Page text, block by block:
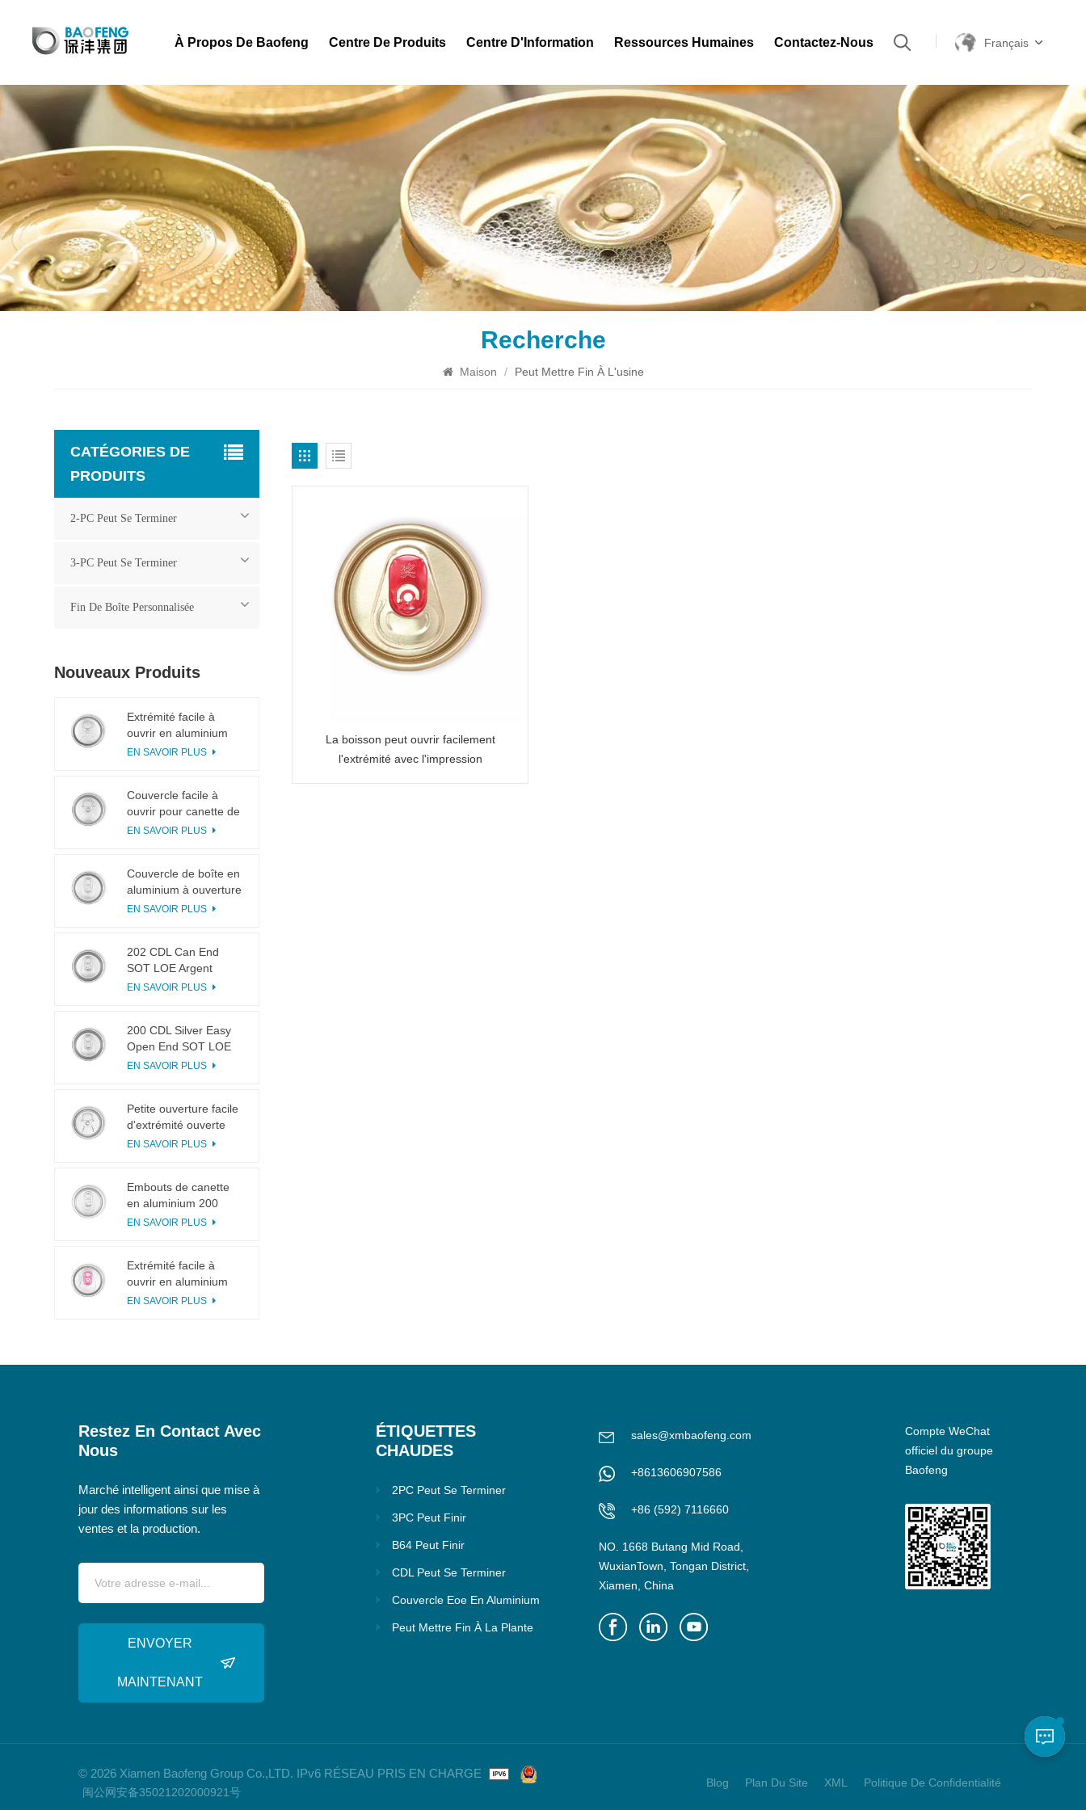
À Propos De Baofeng Centre De Produits Centre D'Information Ressources Humaines Contactez-Nous Français
Recherche
Maison / Peut Mettre Fin À L'usine
La boisson peut ouvrir facilement
l'extrémité avec l'impression
CATÉGORIES DE
PRODUITS
2-PC Peut Se Terminer
3-PC Peut Se Terminer
Fin De Boîte Personnalisée
Nouveaux Produits
Extrémité facile à
ouvrir en aluminium
200 B64 RPT LOE
EN SAVOIR PLUS
Couvercle facile à
ouvrir pour canette de
boisson 200 B64 RPT
EN SAVOIR PLUS
Couvercle de boîte en
aluminium à ouverture
facile 200 B64 SOT
EN SAVOIR PLUS
202 CDL Can End
SOT LOE Argent
Léger EOE
EN SAVOIR PLUS
200 CDL Silver Easy
Open End SOT LOE
Epoxy
EN SAVOIR PLUS
Petite ouverture facile
d'extrémité ouverte
d'extrémité ouverte de
le jus de fruit
EN SAVOIR PLUS
Embouts de canette
en aluminium 200
SOT en 3 pièces pour
boissons
EN SAVOIR PLUS
Extrémité facile à
ouvrir en aluminium
incisée avec languette
EN SAVOIR PLUS
Restez En Contact Avec
Nous
Marché intelligent ainsi que mise à
jour des informations sur les
ventes et la production.
ENVOYER
MAINTENANT
ÉTIQUETTES
CHAUDES
2PC Peut Se Terminer
3PC Peut Finir
B64 Peut Finir
CDL Peut Se Terminer
Couvercle Eoe En Aluminium
Peut Mettre Fin À La Plante
sales@xmbaofeng.com
+8613606907586
+86 (592) 7116660
NO. 1668 Butang Mid Road,
WuxianTown, Tongan District,
Xiamen, China
Compte WeChat
officiel du groupe
Baofeng
© 2026 Xiamen Baofeng Group Co.,LTD. IPv6 RÉSEAU PRIS EN CHARGE
闽公网安备35021202000921号
Blog Plan Du Site XML Politique De Confidentialité